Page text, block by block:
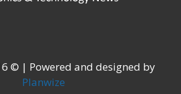
2016 © | Powered and designed
Planwize